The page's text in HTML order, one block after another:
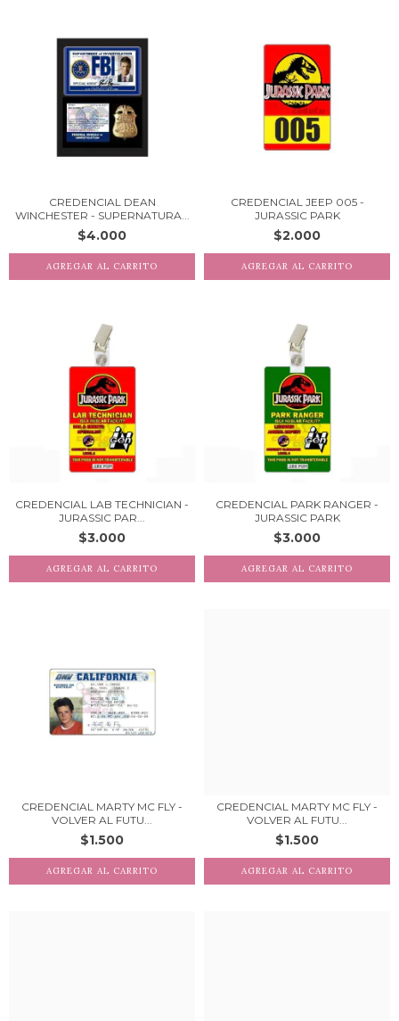
CREDENCIAL DEAN
WINCHESTER - SUPERNATURA...
$4.000
CREDENCIAL JEEP 005 -
JURASSIC PARK
$2.000
CREDENCIAL LAB TECHNICIAN -
JURASSIC PAR...
$3.000
CREDENCIAL PARK RANGER -
JURASSIC PARK
$3.000
CREDENCIAL MARTY MC FLY -
VOLVER AL FUTU...
$1.500
CREDENCIAL MARTY MC FLY -
VOLVER AL FUTU...
$1.500